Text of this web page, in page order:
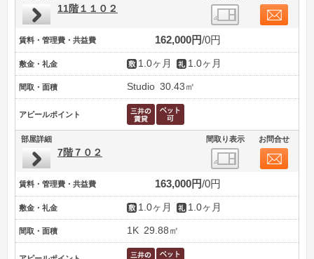
11階１１０２
賃料・管理費・共益費 162,000円 0円
敷金・礼金 1.0ヶ月 1.0ヶ月
間取・面積 Studio 30.43㎡
アピールポイント
部屋詳細 間取り表示 お問合せ
7階７０２
賃料・管理費・共益費 163,000円 0円
敷金・礼金 1.0ヶ月 1.0ヶ月
間取・面積 1K 29.88㎡